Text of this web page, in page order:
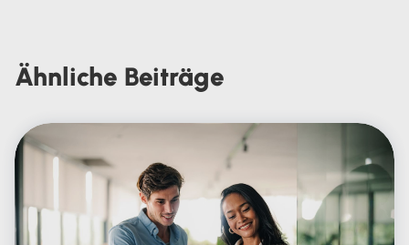
Ähnliche Beiträge